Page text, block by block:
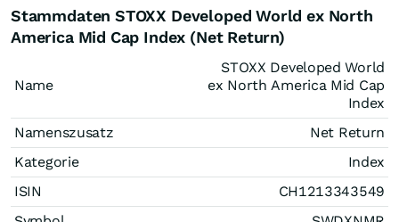
Stammdaten STOXX Developed World ex North
America Mid Cap Index (Net Return)
Name
STOXX Developed World
ex North America Mid Cap
Index
Namenszusatz
Net Return
Kategorie
Index
ISIN
CH1213343549